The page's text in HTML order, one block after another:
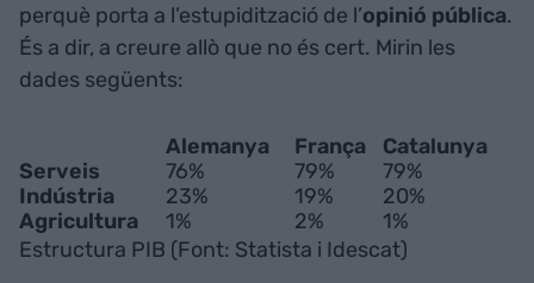
perquè porta a l’estupidització de l’opinió pública.
És a dir, a creure allò que no és cert. Mirin les
dades següents:
Alemanya França
Catalunya
Serveis
76% 79%
79%
Indústria
23% 19%
20%
Agricultura
1% 2%
1%
Estructura PIB (Font: Statista i Idescat)